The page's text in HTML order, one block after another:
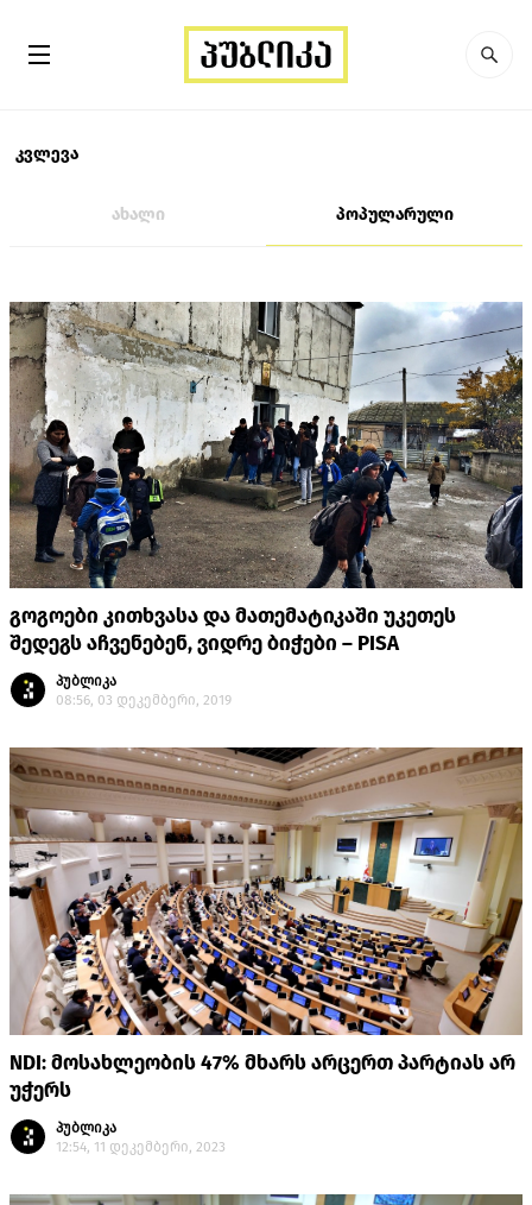
კვლევა
ახალი პოპულარული
გოგოები კითხვასა და მათემატიკაში უკეთეს
შედეგს აჩვენებენ, ვიდრე ბიჭები – PISA
პუბლიკა
08:56, 03 დეკემბერი, 2019
NDI: მოსახლეობის 47% მხარს არცერთ პარტიას არ
უჭერს
პუბლიკა
12:54, 11 დეკემბერი, 2023